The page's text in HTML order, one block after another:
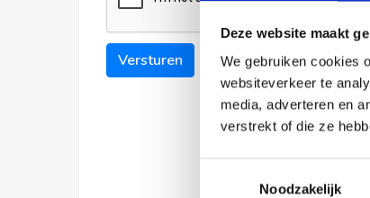
Deze website maakt
We gebruiken cookies
websiteverkeer te
media, adverteren en
verstrekt of die ze
Noodzakelijk
Versturen